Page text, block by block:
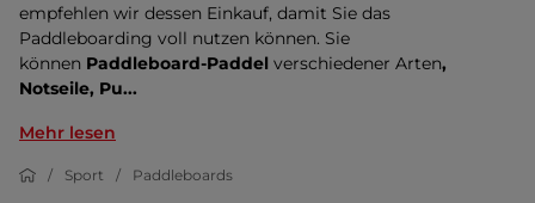
empfehlen wir dessen Einkauf, damit Sie das
Paddleboarding voll nutzen können. Sie
können Paddleboard-Paddel verschiedener Arten,
Notseile, Pu...
Mehr lesen
Sport Paddleboards